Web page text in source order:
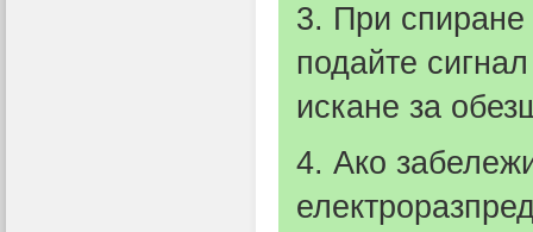
3. При спиране
подайте
искане за
4. Ако